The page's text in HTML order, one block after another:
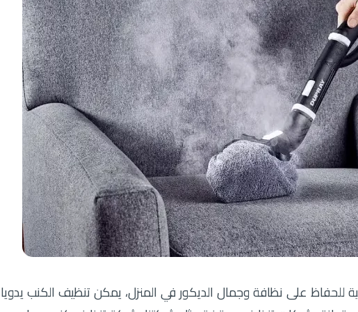
للحفاظ على نظافة وجمال الديكور في المنزل، يمكن تنظيف الكنب يدويا